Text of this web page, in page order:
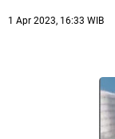
1 Apr 2023, 16:33 WIB